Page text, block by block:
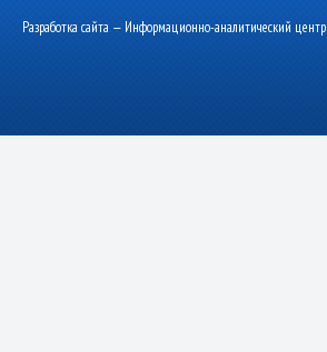
Разработка сайта — Информационно-аналитический центр